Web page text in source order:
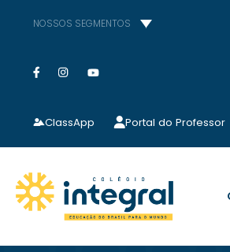
NOSSOS SEGMENTOS
ClassApp Portal do Professor